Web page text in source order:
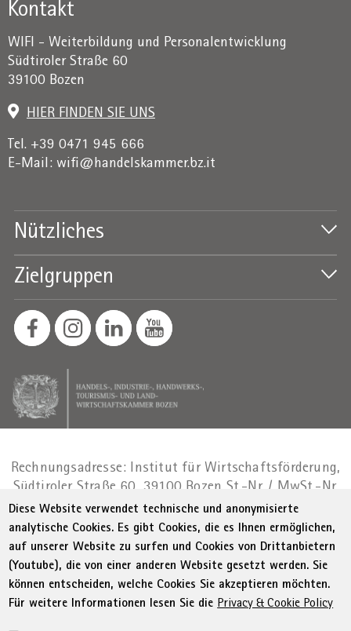
Kontakt
WIFI - Weiterbildung und Personalentwicklung
Südtiroler Straße 60
39100 Bozen
HIER FINDEN SIE UNS
Tel. +39 0471 945 666
E-Mail: wifi@handelskammer.bz.it
Nützliches
Zielgruppen
Rechnungsadresse: Institut für Wirtschaftsförderung,
Südtiroler Straße 60, 39100 Bozen St.-Nr. / MwSt.-Nr.
01716880214|administration-
as@bz.legalmail.camcom.it
Menu Footer
© WIFI Impressum Privacy
AGB
Erklärung zur Barrierefreiheit
Sitemap
Transparente Verwaltung
Cookie Policy
Diese Website verwendet technische und anonymisierte
analytische Cookies. Es gibt Cookies, die es Ihnen ermöglichen,
auf unserer Website zu surfen und Cookies von Drittanbietern
(Youtube), die von einer anderen Website gesetzt werden. Sie
können entscheiden, welche Cookies Sie akzeptieren möchten.
Für weitere Informationen lesen Sie die Privacy & Cookie Policy